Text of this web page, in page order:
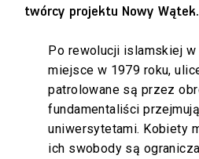
twórcy projektu Nowy Wątek.
Po rewolucji islamskiej w
miejsce w 1979 roku,
patrolowane są przez
fundamentaliści
uniwersytetami. Kobiety
ich swobody są